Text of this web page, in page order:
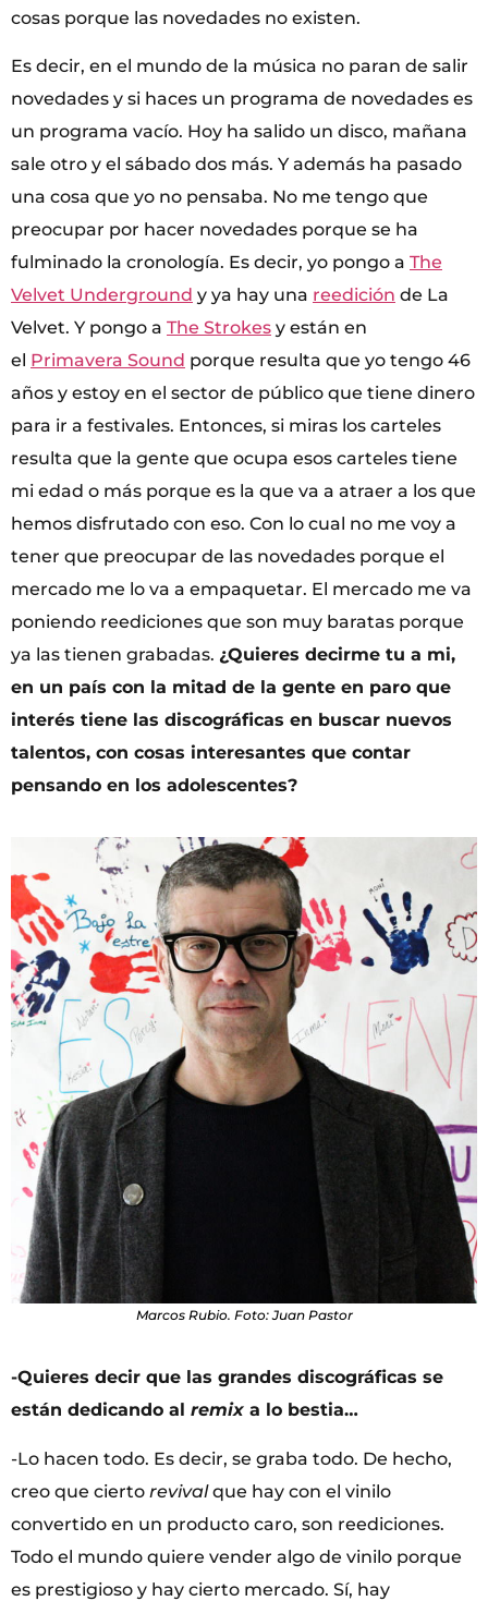
cosas porque las novedades no existen.
Es decir, en el mundo de la música no paran de salir
novedades y si haces un programa de novedades es
un programa vacío. Hoy ha salido un disco, mañana
sale otro y el sábado dos más. Y además ha pasado
una cosa que yo no pensaba. No me tengo que
preocupar por hacer novedades porque se ha
fulminado la cronología. Es decir, yo pongo a The
Velvet Underground y ya hay una reedición de La
Velvet. Y pongo a The Strokes y están en
el Primavera Sound porque resulta que yo tengo 46
años y estoy en el sector de público que tiene dinero
para ir a festivales. Entonces, si miras los carteles
resulta que la gente que ocupa esos carteles tiene
mi edad o más porque es la que va a atraer a los que
hemos disfrutado con eso. Con lo cual no me voy a
tener que preocupar de las novedades porque el
mercado me lo va a empaquetar. El mercado me va
poniendo reediciones que son muy baratas porque
ya las tienen grabadas. ¿Quieres decirme tu a mi,
en un país con la mitad de la gente en paro que
interés tiene las discográficas en buscar nuevos
talentos, con cosas interesantes que contar
pensando en los adolescentes?
Marcos Rubio. Foto: Juan Pastor
-Quieres decir que las grandes discográficas se
están dedicando al remix a lo bestia…
-Lo hacen todo. Es decir, se graba todo. De hecho,
creo que cierto revivalque hay con el vinilo
convertido en un producto caro, son reediciones.
Todo el mundo quiere vender algo de vinilo porque
es prestigioso y hay cierto mercado. Sí, hay